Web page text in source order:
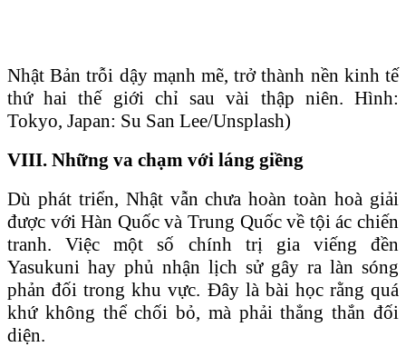
Nhật Bản trỗi dậy mạnh mẽ, trở thành nền kinh tế
thứ hai thế giới chỉ sau vài thập niên. Hình:
Tokyo, Japan: Su San Lee/Unsplash)
VIII. Những va chạm với láng giềng
Dù phát triển, Nhật vẫn chưa hoàn toàn hoà giải
được với Hàn Quốc và Trung Quốc về tội ác chiến
tranh. Việc một số chính trị gia viếng đền
Yasukuni hay phủ nhận lịch sử gây ra làn sóng
phản đối trong khu vực. Đây là bài học rằng quá
khứ không thể chối bỏ, mà phải thẳng thắn đối
diện.